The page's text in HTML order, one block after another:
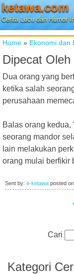
ketawa.com
Cerita Lucu dan Humor
Home » Ekonomi dan
Dipecat
Dua orang yang
ketika salah
perusahaan
Balas orang kedua,
seorang mandor
lain melakukan
orang mulai berfikir
Sent by: e-ketawa posted on
Cari
Kategori